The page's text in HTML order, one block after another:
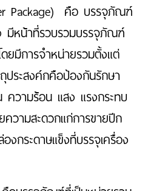
Package) คือ บรรจุภัณฑ์
มีหน้าที่รวบรวมบรรจุภัณฑ์
ดยมีการจำหน่ายรวมตั้งแต่
ระสงค์กคือป้องกันรักษา
วามร้อน แสง แรงกระทบ
ความสะดวกแก่การขายปีก
งกระดาษแข็งที่บรรจุเครื่อง